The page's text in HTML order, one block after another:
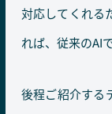
対応してくれる
れば、従来のAI
後程ご紹介する